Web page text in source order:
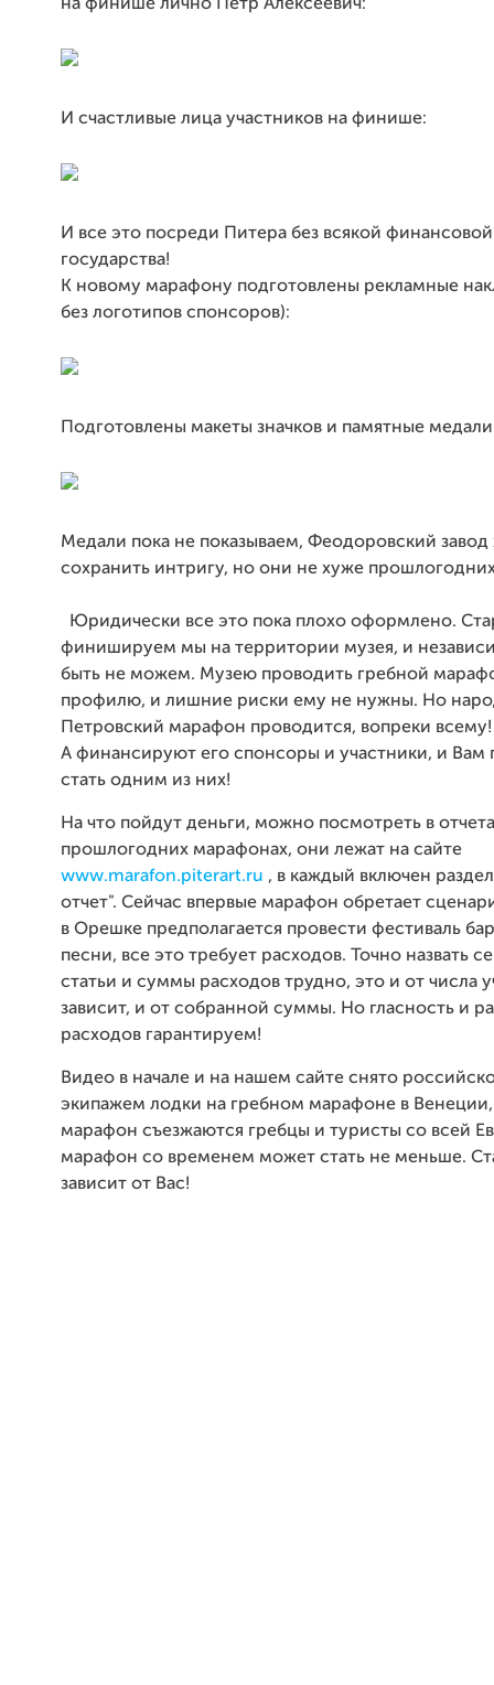
на финише лично Петр Алексеевич:
И счастливые лица участников на финише:
И все это посреди Питера без всякой
государства!
К новому марафону подготовлены рекламные
без логотипов спонсоров):
Подготовлены макеты значков и памятные медали
Медали пока не показываем, Феодоровский завод
сохранить интригу, но они не хуже
Юридически все это пока плохо оформлено.
финишируем мы на территории музея, и
быть не можем. Музею проводить гребной
профилю, и лишние риски ему не нужны. Но
Петровский марафон проводится, вопреки всему!
А финансируют его спонсоры и участники, и Вам
стать одним из них!
На что пойдут деньги, можно посмотреть в
прошлогодних марафонах, они лежат на сайте
www.marafon.piterart.ru , в каждый включен
отчет". Сейчас впервые марафон обретает
в Орешке предполагается провести фестиваль
песни, все это требует расходов. Точно назвать
статьи и суммы расходов трудно, это и от числа
зависит, и от собранной суммы. Но гласность и
расходов гарантируем!
Видео в начале и на нашем сайте снято
экипажем лодки на гребном марафоне в Венеции,
марафон съезжаются гребцы и туристы со всей
марафон со временем может стать не меньше.
зависит от Вас!